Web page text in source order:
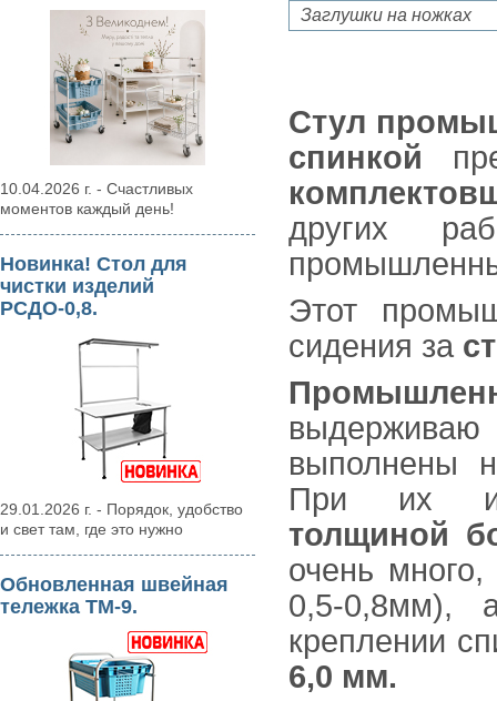
10.04.2026 г. - Счастливых
моментов каждый день!
Новинка! Стол для
чистки изделий
РСДО-0,8.
29.01.2026 г. - Порядок, удобство
и свет там, где это нужно
Обновленная швейная
тележка ТМ-9.
Заглушки на ножках
Стул
спинкой
других
Этот
сидения за
выдерживаю
выполнены
При их
толщиной
очень
0,5-0,8мм),
креплении
6,0 мм.